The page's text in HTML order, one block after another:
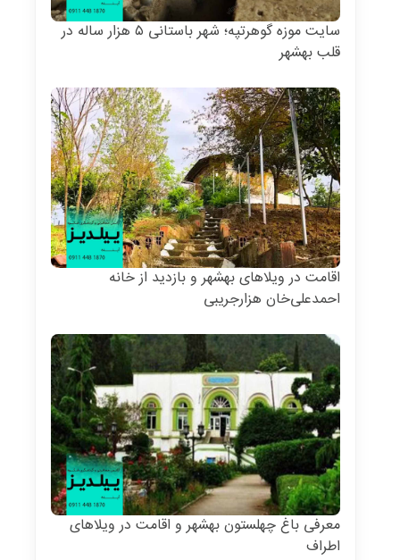
سایت موزه گوهر‌تپه؛ شهر باستانی ۵ هزار ساله در
قلب بهشهر
اقامت در ویلاهای بهشهر و بازدید از خانه
احمدعلی‌خان هزارجریبی
معرفی باغ چهلستون بهشهر و اقامت در ویلاهای
اطراف